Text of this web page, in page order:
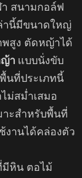
สนามกอล์ฟ
านี้มีขนาดใหญ่
พสูง ตัดหญ้าได้
ญ้า แบบนั่งขับ
นที่ประเภทนี้
ม่สม่ำเสมอ
าะสำหรับพื้นที่
งานได้คล่องตัว
หิน ตอไม้